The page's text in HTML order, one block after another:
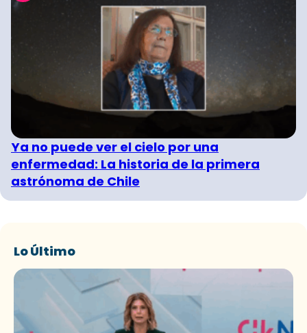
Ya no puede ver el cielo por una
enfermedad: La historia de la primera
astrónoma de Chile
Lo Último